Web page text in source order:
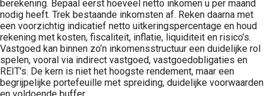
berekening. Bepaal eerst hoeveel netto inkomen u per maand
nodig heeft. Trek bestaande inkomsten af. Reken daarna met
een voorzichtig indicatief netto uitkeringspercentage en houd
rekening met kosten, fiscaliteit, inflatie, liquiditeit en risico’s.
Vastgoed kan binnen zo’n inkomensstructuur een duidelijke rol
spelen, vooral via indirect vastgoed, vastgoedobligaties en
REIT’s. De kern is niet het hoogste rendement, maar een
begrijpelijke portefeuille met spreiding, duidelijke voorwaarden